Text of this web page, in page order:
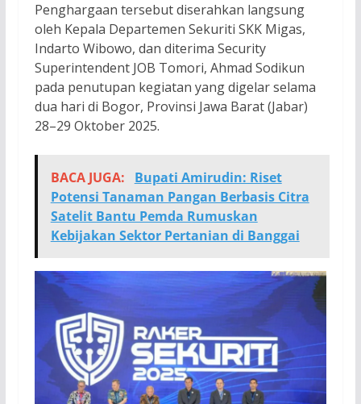
Penghargaan tersebut diserahkan langsung
oleh Kepala Departemen Sekuriti SKK Migas,
Indarto Wibowo, dan diterima Security
Superintendent JOB Tomori, Ahmad Sodikun
pada penutupan kegiatan yang digelar selama
dua hari di Bogor, Provinsi Jawa Barat (Jabar)
28–29 Oktober 2025.
BACA JUGA:
Bupati Amirudin: Riset
Potensi Tanaman Pangan Berbasis Citra
Satelit Bantu Pemda Rumuskan
Kebijakan Sektor Pertanian di Banggai